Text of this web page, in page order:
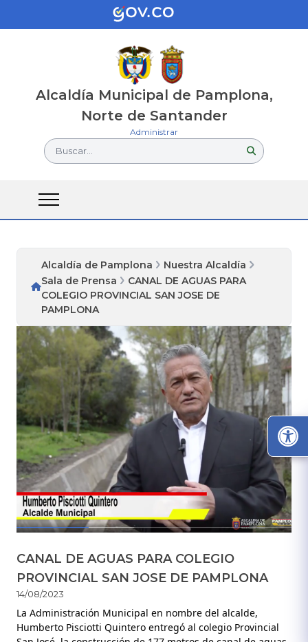
Alcaldía Municipal de Pamplona,
Norte de Santander
Administrar
Buscar...
Alcaldía de Pamplona
Nuestra Alcaldía
Sala de Prensa
CANAL DE AGUAS PARA
COLEGIO PROVINCIAL SAN JOSE DE
PAMPLONA
CANAL DE AGUAS PARA COLEGIO
PROVINCIAL SAN JOSE DE PAMPLONA
14/08/2023
La Administración Municipal en nombre del alcalde,
Humberto Pisciotti Quintero entregó al colegio Provincial